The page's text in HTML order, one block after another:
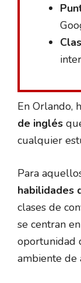
En Orlando,
de inglés
cualquier
Para
habilidades
clases de
se centran
oportunidad
ambiente de